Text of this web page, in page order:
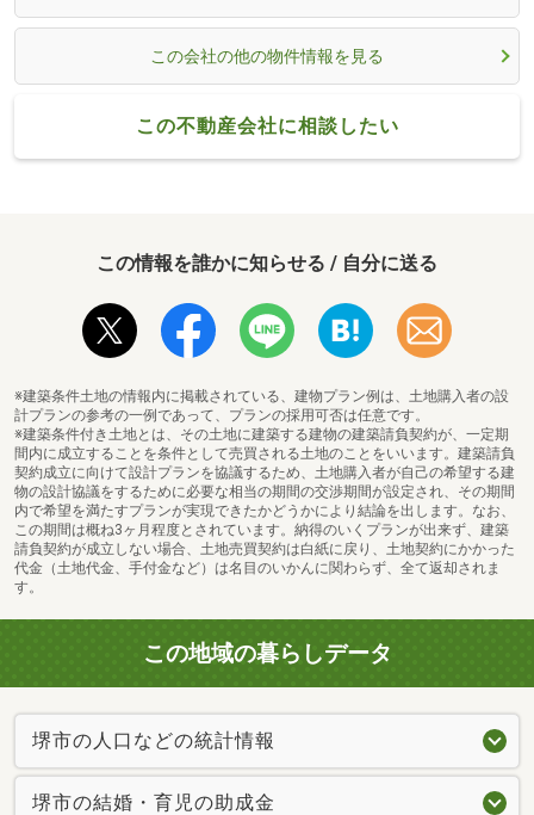
この会社の他の物件情報を見る
この不動産会社に相談したい
この情報を誰かに知らせる / 自分に送る
※建築条件土地の情報内に掲載されている、建物プラン例は、土地購入者の設
計プランの参考の一例であって、プランの採用可否は任意です。
※建築条件付き土地とは、その土地に建築する建物の建築請負契約が、一定期
間内に成立することを条件として売買される土地のことをいいます。建築請負
契約成立に向けて設計プランを協議するため、土地購入者が自己の希望する建
物の設計協議をするために必要な相当の期間の交渉期間が設定され、その期間
内で希望を満たすプランが実現できたかどうかにより結論を出します。なお、
この期間は概ね3ヶ月程度とされています。納得のいくプランが出来ず、建築
請負契約が成立しない場合、土地売買契約は白紙に戻り、土地契約にかかった
代金（土地代金、手付金など）は名目のいかんに関わらず、全て返却されま
す。
この地域の暮らしデータ
堺市の人口などの統計情報
堺市の結婚・育児の助成金